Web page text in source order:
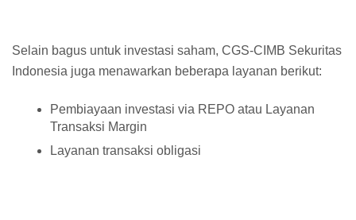
Selain bagus untuk investasi saham, CGS-CIMB Sekuritas
Indonesia juga menawarkan beberapa layanan berikut:
Pembiayaan investasi via REPO atau Layanan
Transaksi Margin
Layanan transaksi obligasi